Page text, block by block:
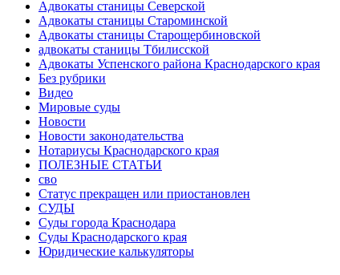
Адвокаты станицы Северской
Адвокаты станицы Староминской
Адвокаты станицы Старощербиновской
адвокаты станицы Тбилисской
Адвокаты Успенского района Краснодарского края
Без рубрики
Видео
Мировые суды
Новости
Новости законодательства
Нотариусы Краснодарского края
ПОЛЕЗНЫЕ СТАТЬИ
сво
Статус прекращен или приостановлен
СУДЫ
Суды города Краснодара
Суды Краснодарского края
Юридические калькуляторы